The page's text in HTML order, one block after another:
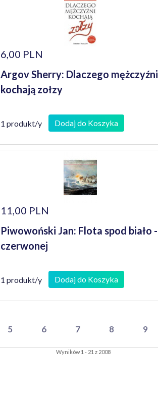
6,00 PLN
Argov Sherry: Dlaczego mężczyźni
kochają zołzy
1 produkt/y Dodaj do Koszyka
11,00 PLN
Piwowoński Jan: Flota spod biało -
czerwonej
1 produkt/y Dodaj do Koszyka
5 6 7 8 9
Wyników 1 - 21 z 2008